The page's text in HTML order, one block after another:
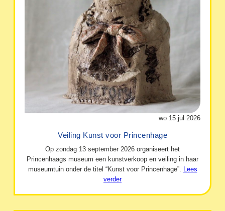
wo 15 jul 2026
Veiling Kunst voor Princenhage
Op zondag 13 september 2026 organiseert het
Princenhaags museum een kunstverkoop en veiling in haar
museumtuin onder de titel “Kunst voor Princenhage”. Lees
verder